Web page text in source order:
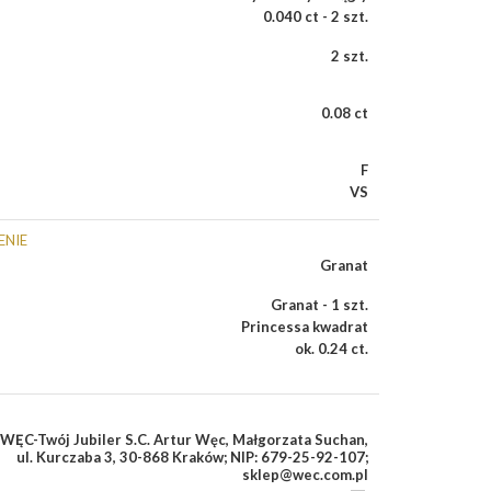
0.040 ct - 2 szt.
2 szt.
0.08 ct
F
VS
Granat
Granat - 1 szt.
Princessa kwadrat
ok. 0.24 ct.
WĘC-Twój Jubiler S.C. Artur Węc, Małgorzata Suchan,
ul. Kurczaba 3, 30-868 Kraków; NIP: 679-25-92-107;
sklep@wec.com.pl